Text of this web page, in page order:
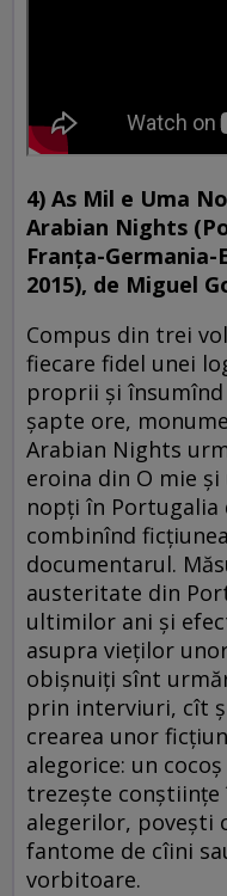
4) As Mil e Uma
Arabian ­Nights
Franţa-Germania-
2015), de Miguel
Compus din trei
fiecare fidel unei
proprii şi însumînd
șapte ore,
Arabian Nights
eroina din O mie şi
nopţi în Portugalia
combinînd
documentarul.
austeritate din
ultimilor ani şi
asupra vieţilor
obişnuiţi sînt
prin interviuri, cît
crearea unor
alegorice: un
trezeşte conştiinţe
alegerilor, poveşti
fantome de cîini
vorbitoare.